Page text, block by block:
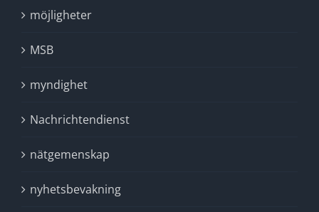
möjligheter
MSB
myndighet
Nachrichtendienst
nätgemenskap
nyhetsbevakning